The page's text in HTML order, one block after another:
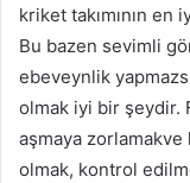
kriket takımının
Bu bazen sevimli
ebeveynlik
olmak iyi bir şeydir.
aşmaya
olmak, kontrol